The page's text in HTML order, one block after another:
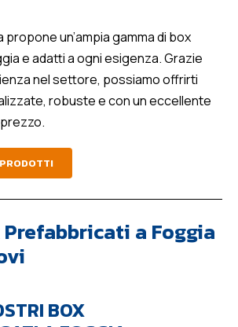
un’ampia gamma di box
e adatti a ogni esigenza. Grazie
nel settore, possiamo offrirti
robuste e con un eccellente
Prefabbricati a Foggia
BOX